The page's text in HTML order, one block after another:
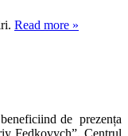
Read more »
de prezența
Fedkovych”, Centrul